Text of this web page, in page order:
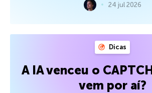
24 jul 2026
Dicas
A IA venceu o
vem por aí?